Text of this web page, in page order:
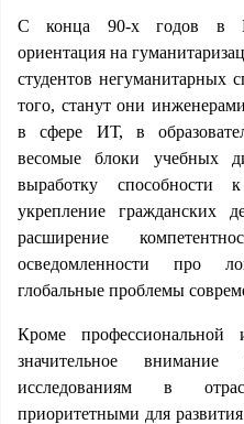
С конца 90-х годов в
ориентация на
студентов негуманитарных
того, станут они
в сфере ИТ, в
весомые блоки учебных
выработку способности
укрепление гражданских
расширение
осведомленности про
глобальные проблемы
Кроме профессиональной
значительное внимание
исследованиям в
приоритетными для